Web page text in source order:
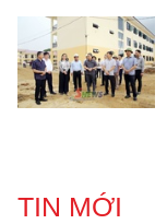
TIN MỚI